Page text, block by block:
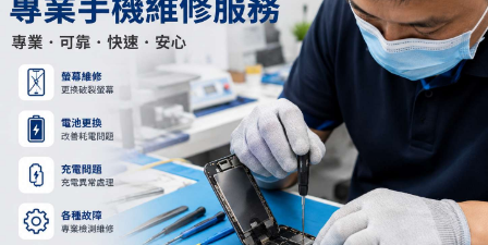
hoảng loạn. Theo dõi sát dòng tiền đổ vào sàn giao dịch tập
trung trong 24 giờ tới.
#12dot29btc #vilanh #tichluydaihan #phienau #btcmempool